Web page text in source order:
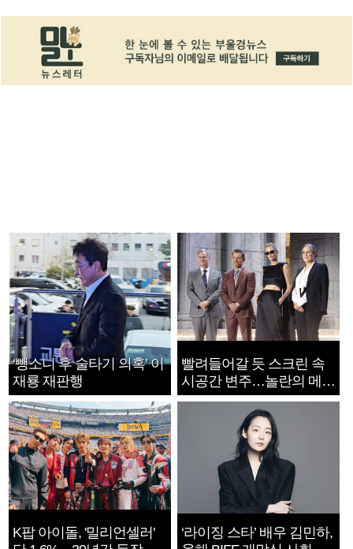
‘뺑소니 후 술타기 의혹’ 이
재룡 재판행
빨려들어갈 듯 스크린 속
시공간 변주…놀란의 메시
지는 ‘전쟁 속죄’
K팝 아이돌, '밀리언셀러'
‘라이징 스타’ 배우 김민하,